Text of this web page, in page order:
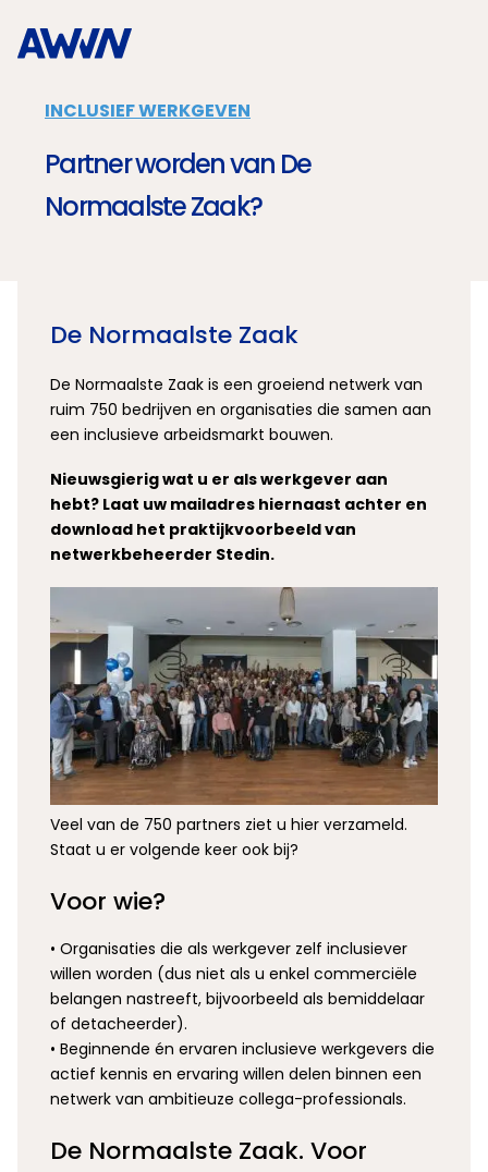
INCLUSIEF WERKGEVEN
Partner worden van De
Normaalste Zaak?
De Normaalste Zaak
De Normaalste Zaak is een groeiend netwerk van
ruim 750 bedrijven en organisaties die samen aan
een inclusieve arbeidsmarkt bouwen.
Nieuwsgierig wat u er als werkgever aan
hebt? Laat uw mailadres hiernaast achter en
download het praktijkvoorbeeld van
netwerkbeheerder Stedin.
Veel van de 750 partners ziet u hier verzameld.
Staat u er volgende keer ook bij?
Voor wie?
• Organisaties die als werkgever zelf inclusiever
willen worden (dus niet als u enkel commerciële
belangen nastreeft, bijvoorbeeld als bemiddelaar
of detacheerder).
• Beginnende én ervaren inclusieve werkgevers die
actief kennis en ervaring willen delen binnen een
netwerk van ambitieuze collega-professionals.
De Normaalste Zaak. Voor